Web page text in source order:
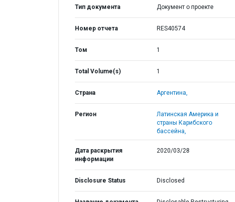
Тип документа Документ о проекте
Номер отчета RES40574
Том 1
Total Volume(s) 1
Страна Аргентина,
Регион
Латинская Америка и
страны Карибского
бассейна,
Дата раскрытия
информации
2020/03/28
Disclosure Status Disclosed